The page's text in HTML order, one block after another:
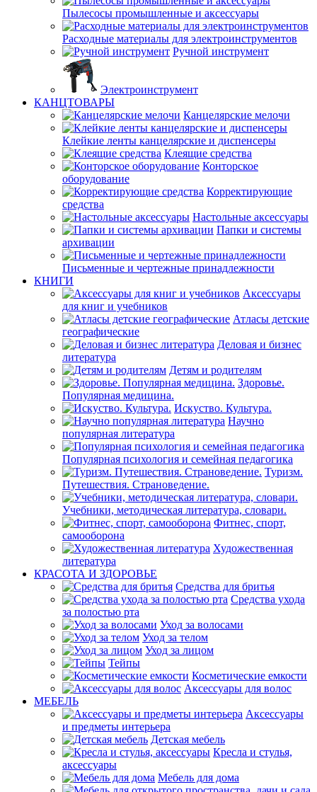
Пылесосы промышленные и аксессуары
Расходные материалы для электроинструментов
Ручной инструмент
Электроинструмент
КАНЦТОВАРЫ
Канцелярские мелочи
Клейкие ленты канцелярские и диспенсеры
Клеящие средства
Конторское
оборудование
Корректирующие
средства
Настольные аксессуары
Папки и системы
архивации
Письменные и чертежные принадлежности
КНИГИ
Аксессуары
для книг и учебников
Атласы детские
географические
Деловая и бизнес
литература
Детям и родителям
Здоровье.
Популярная медицина.
Искуство. Культура.
Научно
популярная литература
Популярная психология и семейная педагогика
Туризм.
Путешествия. Страноведение.
Учебники, методическая литература, словари.
Фитнес, спорт,
самооборона
Художественная
литература
КРАСОТА И ЗДОРОВЬЕ
Средства для бритья
Средства ухода
за полостью рта
Уход за волосами
Уход за телом
Уход за лицом
Тейпы
Косметические емкости
Аксессуары для волос
МЕБЕЛЬ
Аксессуары
и предметы интерьера
Детская мебель
Кресла и стулья,
аксессуары
Мебель для дома